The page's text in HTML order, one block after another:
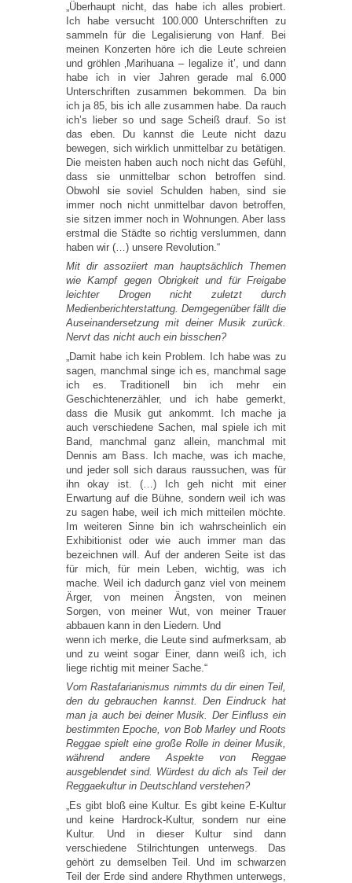
„Überhaupt nicht, das habe ich alles probiert.
Ich habe versucht 100.000 Unterschriften zu
sammeln für die Legalisierung von Hanf. Bei
meinen Konzerten höre ich die Leute schreien
und gröhlen ‚Marihuana – legalize it’, und dann
habe ich in vier Jahren gerade mal 6.000
Unterschriften zusammen bekommen. Da bin
ich ja 85, bis ich alle zusammen habe. Da rauch
ich’s lieber so und sage Scheiß drauf. So ist
das eben. Du kannst die Leute nicht dazu
bewegen, sich wirklich unmittelbar zu betätigen.
Die meisten haben auch noch nicht das Gefühl,
dass sie unmittelbar schon betroffen sind.
Obwohl sie soviel Schulden haben, sind sie
immer noch nicht unmittelbar davon betroffen,
sie sitzen immer noch in Wohnungen. Aber lass
erstmal die Städte so richtig verslummen, dann
haben wir (…) unsere Revolution.“
Mit dir assoziiert man hauptsächlich Themen
wie Kampf gegen Obrigkeit und für Freigabe
leichter Drogen nicht zuletzt durch
Medienberichterstattung. Demgegenüber fällt die
Auseinandersetzung mit deiner Musik zurück.
Nervt das nicht auch ein bisschen?
„Damit habe ich kein Problem. Ich habe was zu
sagen, manchmal singe ich es, manchmal sage
ich es. Traditionell bin ich mehr ein
Geschichtenerzähler, und ich habe gemerkt,
dass die Musik gut ankommt. Ich mache ja
auch verschiedene Sachen, mal spiele ich mit
Band, manchmal ganz allein, manchmal mit
Dennis am Bass. Ich mache, was ich mache,
und jeder soll sich daraus raussuchen, was für
ihn okay ist. (…) Ich geh nicht mit einer
Erwartung auf die Bühne, sondern weil ich was
zu sagen habe, weil ich mich mitteilen möchte.
Im weiteren Sinne bin ich wahrscheinlich ein
Exhibitionist oder wie auch immer man das
bezeichnen will. Auf der anderen Seite ist das
für mich, für mein Leben, wichtig, was ich
mache. Weil ich dadurch ganz viel von meinem
Ärger, von meinen Ängsten, von meinen
Sorgen, von meiner Wut, von meiner Trauer
abbauen kann in den Liedern. Und
wenn ich merke, die Leute sind aufmerksam, ab
und zu weint sogar Einer, dann weiß ich, ich
liege richtig mit meiner Sache.“
Vom Rastafarianismus nimmts du dir einen Teil,
den du gebrauchen kannst. Den Eindruck hat
man ja auch bei deiner Musik. Der Einfluss ein
bestimmten Epoche, von Bob Marley und Roots
Reggae spielt eine große Rolle in deiner Musik,
während andere Aspekte von Reggae
ausgeblendet sind. Würdest du dich als Teil der
Reggaekultur in Deutschland verstehen?
„Es gibt bloß eine Kultur. Es gibt keine E-Kultur
und keine Hardrock-Kultur, sondern nur eine
Kultur. Und in dieser Kultur sind dann
verschiedene Stilrichtungen unterwegs. Das
gehört zu demselben Teil. Und im schwarzen
Teil der Erde sind andere Rhythmen unterwegs,